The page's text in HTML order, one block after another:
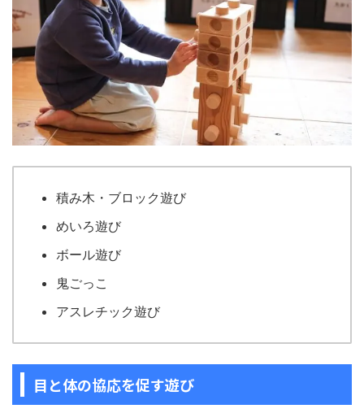
積み木・ブロック遊び
めいろ遊び
ボール遊び
鬼ごっこ
アスレチック遊び
目と体の協応を促す遊び